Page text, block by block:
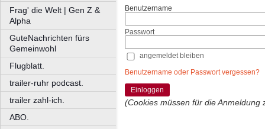
Frag' die Welt | Gen Z &
Alpha
GuteNachrichten fürs
Gemeinwohl
Flugblatt.
trailer-ruhr podcast.
trailer zahl-ich.
ABO.
Benutzername
Passwort
angemeldet bleiben
Benutzername oder Passwort vergessen?
Einloggen
(Cookies müssen für die Anmeldung